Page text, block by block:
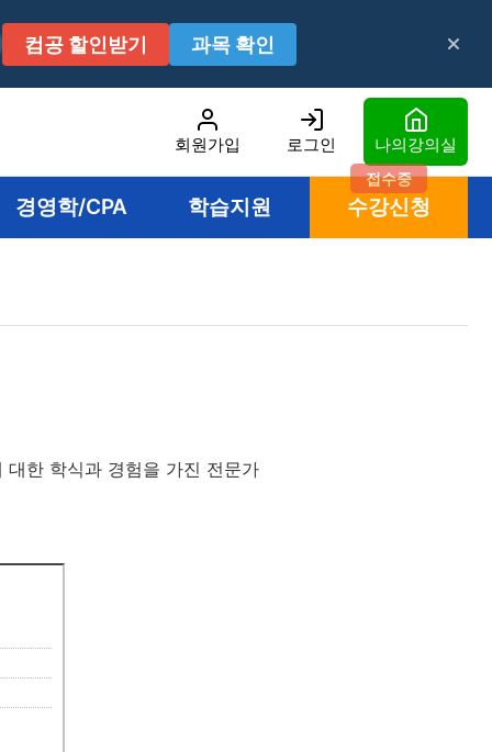
컴공 할인받기 과목 확인
회원가입 로그인 나의강의실
경영학/CPA 학습지원
접수중
수강신청
한 학식과 경험을 가진 전문가